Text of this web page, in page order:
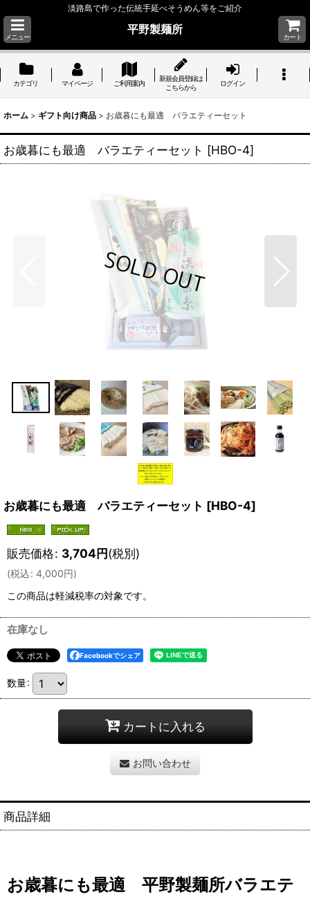
淡路島で作った伝統手延べそうめん等をご紹介
メニュー
平野製麺所
カート
カテゴリ マイページ ご利用案内
新規会員登録は
こちらから
ログイン
ホーム > ギフト向け商品 > お歳暮にも最適 バラエティーセット
お歳暮にも最適 バラエティーセット [HBO-4]
お歳暮にも最適 バラエティーセット [HBO-4]
販売価格: 3,704円(税別)
(税込: 4,000円)
この商品は軽減税率の対象です。
在庫なし
Facebookでシェア
数量:
カートに入れる
お問い合わせ
商品詳細
お歳暮にも最適 平野製麺所バラエテ